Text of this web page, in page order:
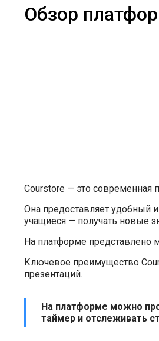
Обзор
Сourstore — это современная
Она предоставляет удобный
учащиеся — получать новые
На платформе представлено
Ключевое преимущество
презентаций.
На платформе можно
таймер и отслеживать